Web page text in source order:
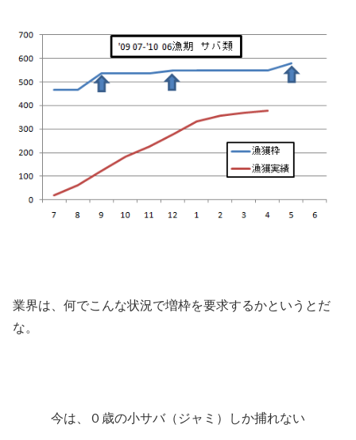
業界は、何でこんな状況で増枠を要求するかというとだ
な。
今は、０歳の小サバ（ジャミ）しか捕れない